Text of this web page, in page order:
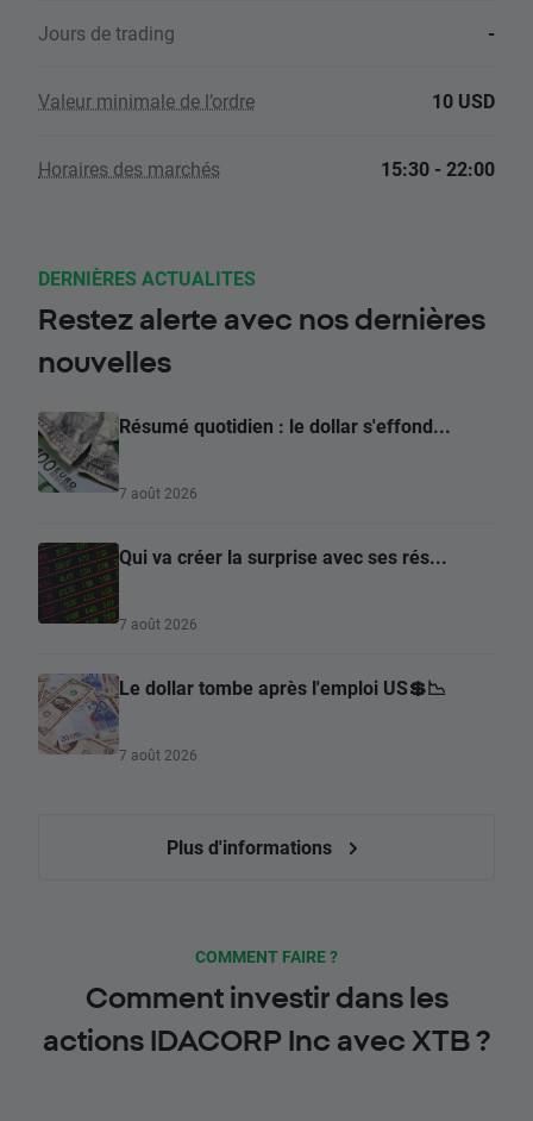
Jours de trading -
Valeur minimale de l’ordre 10 USD
Horaires des marchés 15:30 - 22:00
DERNIÈRES ACTUALITES
Restez alerte avec nos dernières
nouvelles
Résumé quotidien : le dollar s'effond...
7 août 2026
Qui va créer la surprise avec ses rés...
7 août 2026
Le dollar tombe après l'emploi US💲📉
7 août 2026
Plus d'informations
COMMENT FAIRE ?
Comment investir dans les
actions IDACORP Inc avec XTB ?